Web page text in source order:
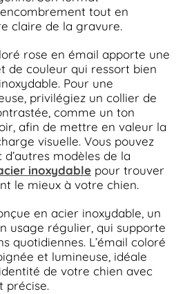
tout en
claire de la gravure.
rose en émail apporte une
de couleur qui ressort bien
Pour une
privilégiez un collier de
comme un ton
afin de mettre en valeur la
visuelle. Vous pouvez
modèles de la
inoxydablepour trouver
le mieux à votre chien.
en acier inoxydable, un
usage régulier, qui supporte
quotidiennes. L’émail coloré
et lumineuse, idéale
de votre chien avec
précise.